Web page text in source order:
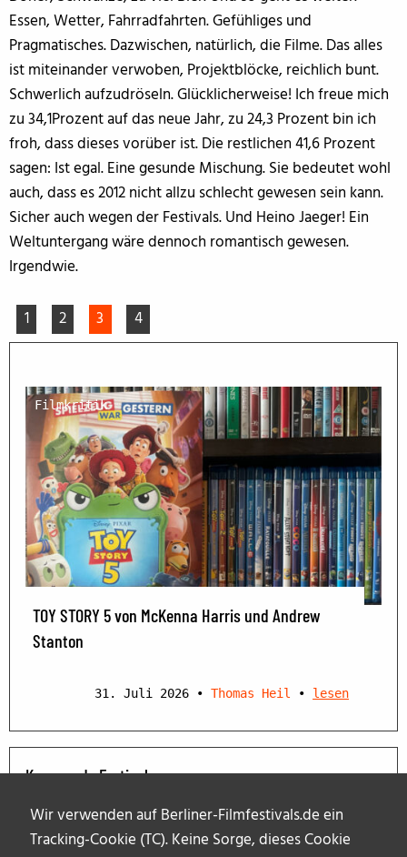
Wir verwenden auf Berliner-Filmfestivals.de ein
Tracking-Cookie (TC). Keine Sorge, dieses Cookie
Essen, Wetter, Fahrradfahrten. Gefühliges und
Pragmatisches. Dazwischen, natürlich, die Filme. Das alles
ist miteinander verwoben, Projektblöcke, reichlich bunt.
Schwerlich aufzudröseln. Glücklicherweise! Ich freue mich
zu 34,1Prozent auf das neue Jahr, zu 24,3 Prozent bin ich
froh, dass dieses vorüber ist. Die restlichen 41,6 Prozent
sagen: Ist egal. Eine gesunde Mischung. Sie bedeutet wohl
auch, dass es 2012 nicht allzu schlecht gewesen sein kann.
Sicher auch wegen der Festivals. Und Heino Jaeger! Ein
Weltuntergang wäre dennoch romantisch gewesen.
Irgendwie.
1 2 3 4
Filmkritik
TOY STORY 5 von McKenna Harris und Andrew
Stanton
31. Juli 2026 • Thomas Heil • lesen
Kommende Festivals